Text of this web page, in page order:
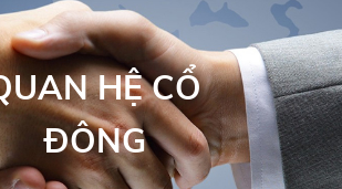
HỆ CỔ
ĐÔNG